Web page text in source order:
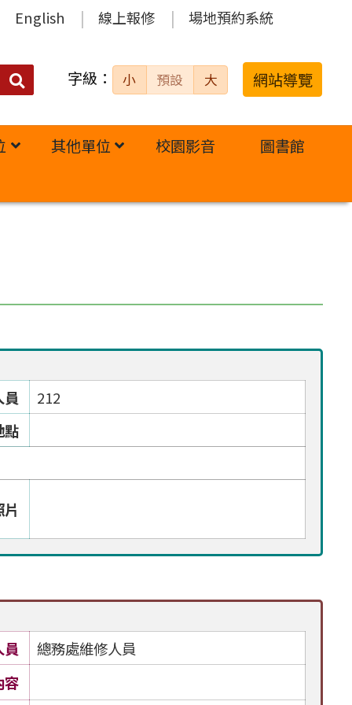
English 線上報修 場地預約系統
搜
字級： 小 預設 大 網站導覽
其他單位 校園影音 圖書館
員
212
點
總務處維修人員
容